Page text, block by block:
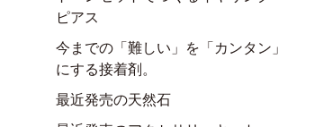
ピアス
今までの「難しい」を「カンタン」
にする接着剤。
最近発売の天然石